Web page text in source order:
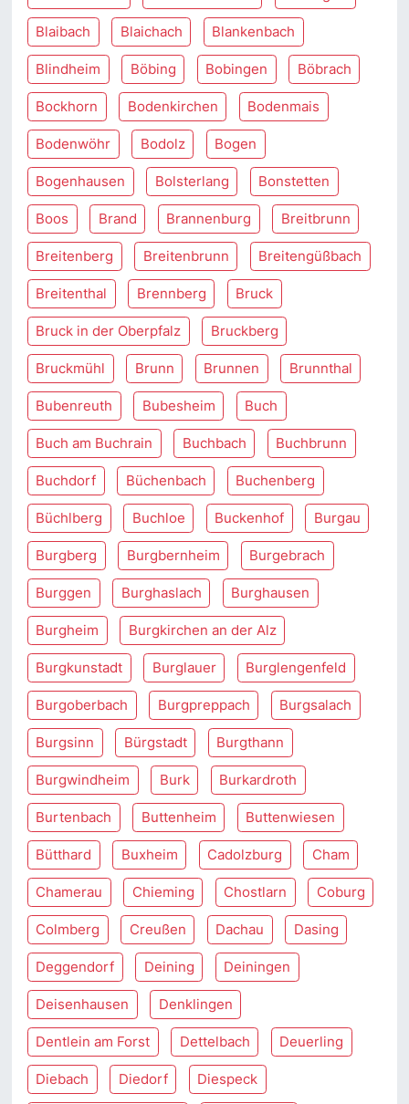
Blaibach Blaichach Blankenbach
Blindheim Böbing Bobingen Böbrach
Bockhorn Bodenkirchen Bodenmais
Bodenwöhr Bodolz Bogen
Bogenhausen Bolsterlang Bonstetten
Boos Brand Brannenburg Breitbrunn
Breitenberg Breitenbrunn Breitengüßbach
Breitenthal Brennberg Bruck
Bruck in der Oberpfalz Bruckberg
Bruckmühl Brunn Brunnen Brunnthal
Bubenreuth Bubesheim Buch
Buch am Buchrain Buchbach Buchbrunn
Buchdorf Büchenbach Buchenberg
Büchlberg Buchloe Buckenhof Burgau
Burgberg Burgbernheim Burgebrach
Burggen Burghaslach Burghausen
Burgheim Burgkirchen an der Alz
Burgkunstadt Burglauer Burglengenfeld
Burgoberbach Burgpreppach Burgsalach
Burgsinn Bürgstadt Burgthann
Burgwindheim Burk Burkardroth
Burtenbach Buttenheim Buttenwiesen
Bütthard Buxheim Cadolzburg Cham
Chamerau Chieming Chostlarn Coburg
Colmberg Creußen Dachau Dasing
Deggendorf Deining Deiningen
Deisenhausen Denklingen
Dentlein am Forst Dettelbach Deuerling
Diebach Diedorf Diespeck